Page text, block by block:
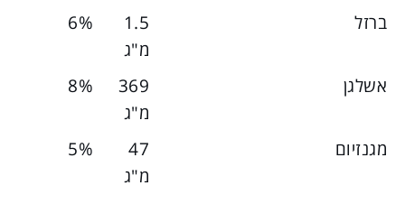
ברזל
1.5
מ"ג
6%
אשלגן
369
מ"ג
8%
מגנזיום
47
מ"ג
5%